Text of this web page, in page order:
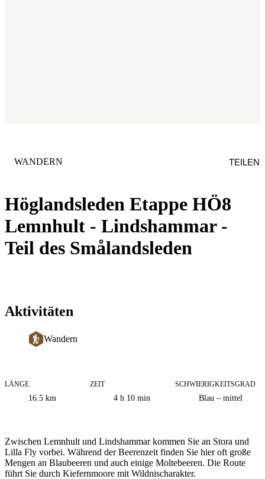
Höglandsleden Etappe HÖ8
Lemnhult - Lindshammar -
Teil des Smålandsleden
KATEGORIE
WANDERN TEILEN
Aktivitäten
Wandern
Informationen
zum
LÄNGE
16.5 km
ZEIT
4 h 10 min
SCHWIERIGKEITSGRAD
Blau – mittel
Zwischen Lemnhult und Lindshammar kommen Sie an Stora und
Lilla Fly vorbei. Während der Beerenzeit finden Sie hier oft große
Mengen an Blaubeeren und auch einige Moltebeeren. Die Route
führt Sie durch Kiefernmoore mit Wildnischarakter.